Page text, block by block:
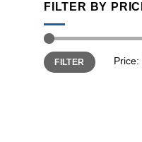
FILTER BY
Min
price
Max
priceFILTER Price: